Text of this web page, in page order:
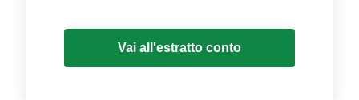
Vai all'estratto conto